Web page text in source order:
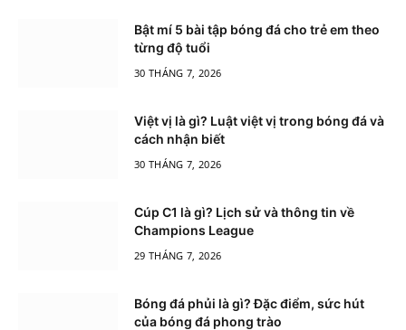
Bật mí 5 bài tập bóng đá cho trẻ em theo
từng độ tuổi
30 THÁNG 7, 2026
Việt vị là gì? Luật việt vị trong bóng đá và
cách nhận biết
30 THÁNG 7, 2026
Cúp C1 là gì? Lịch sử và thông tin về
Champions League
29 THÁNG 7, 2026
Bóng đá phủi là gì? Đặc điểm, sức hút
của bóng đá phong trào